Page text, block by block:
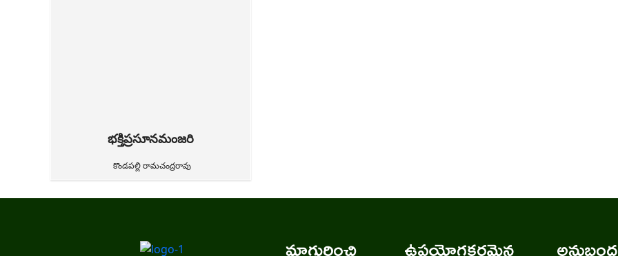
భక్తిప్రసూనమంజరి
కొండపల్లి రామచంద్రరావు